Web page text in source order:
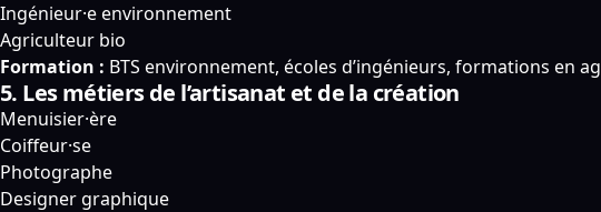
Ingénieur·e environnement
Agriculteur bio
Formation : BTS environnement, écoles d’ingénieurs, formations en
5. Les métiers de l’artisanat et de la création
Menuisier·ère
Coiffeur·se
Photographe
Designer graphique